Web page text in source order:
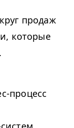
продаж
которые
процесс